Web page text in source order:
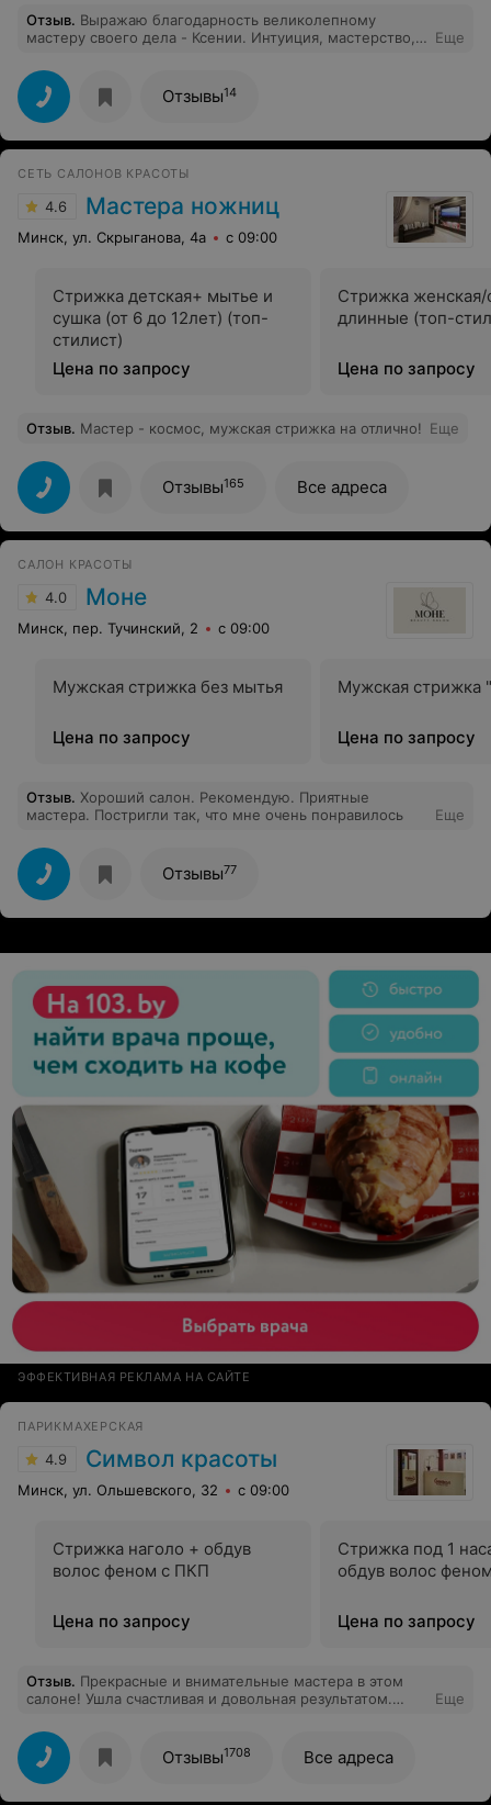
Отзыв. Выражаю благодарность великолепному
мастеру своего дела - Ксении. Интуиция, мастерство,
стильно сына и супруга, а также меня красит и
стрижет! Однозначно лучший мастер!
Еще
Отзывы14
СЕТЬ САЛОНОВ КРАСОТЫ
4.6 Мастера ножниц
Минск, ул. Скрыганова, 4а с 09:00
Стрижка детская+ мытье и
сушка (от 6 до 12лет) (топ-
стилист)
Цена по запросу
Стрижка женская/
длинные (топ-
Цена по запросу
Отзыв. Мастер - космос, мужская стрижка на отлично! Еще
Отзывы165 Все адреса
САЛОН КРАСОТЫ
4.0 Моне
Минск, пер. Тучинский, 2 с 09:00
Мужская стрижка без мытья
Цена по запросу
Мужская стрижка
Цена по запросу
Отзыв. Хороший салон. Рекомендую. Приятные
мастера. Постригли так, что мне очень понравилось
Еще
Отзывы77
ЭФФЕКТИВНАЯ РЕКЛАМА НА САЙТЕ
ПАРИКМАХЕРСКАЯ
4.9 Символ красоты
Минск, ул. Ольшевского, 32 с 09:00
Стрижка наголо + обдув
волос феном с ПКП
Цена по запросу
Стрижка под 1
обдув волос
Цена по запросу
Отзыв. Прекрасные и внимательные мастера в этом
салоне! Ушла счастливая и довольная результатом.
Спасибо Вам девочки!
Еще
Отзывы1708 Все адреса